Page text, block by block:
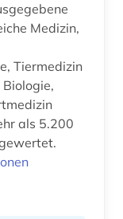
Tiermedizin
als 5.200